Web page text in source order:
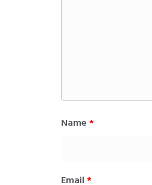
Name *
Email *